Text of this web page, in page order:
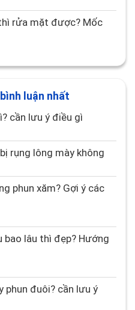
luận nhất
cần lưu ý điều gì
rụng lông mày không